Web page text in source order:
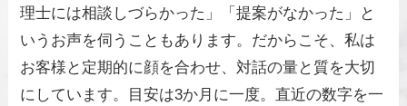
理士には相談しづらかった」「提案がなかった」と
いうお声を伺うこともあります。だからこそ、私は
お客様と定期的に顔を合わせ、対話の量と質を大切
にしています。目安は3か月に一度。直近の数字を一